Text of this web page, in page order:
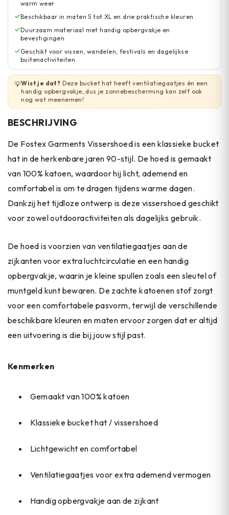
warm weer
Beschikbaar in maten S tot XL en drie praktische kleuren
Duurzaam materiaal met handig opbergvakje en
bevestigingen
Geschikt voor vissen, wandelen, festivals en dagelijkse
buitenactiviteiten
💡Wist je dat? Deze bucket hat heeft ventilatiegaatjes én een
handig opbergvakje, dus je zonnebescherming kan zelf ook
nog wat meenemen!
BESCHRIJVING
De Fostex Garments Vissershoed is een klassieke bucket
hat in de herkenbare jaren 90-stijl. De hoed is gemaakt
van 100% katoen, waardoor hij licht, ademend en
comfortabel is om te dragen tijdens warme dagen.
Dankzij het tijdloze ontwerp is deze vissershoed geschikt
voor zowel outdooractiviteiten als dagelijks gebruik.
De hoed is voorzien van ventilatiegaatjes aan de
zijkanten voor extra luchtcirculatie en een handig
opbergvakje, waarin je kleine spullen zoals een sleutel of
muntgeld kunt bewaren. De zachte katoenen stof zorgt
voor een comfortabele pasvorm, terwijl de verschillende
beschikbare kleuren en maten ervoor zorgen dat er altijd
een uitvoering is die bij jouw stijl past.
Kenmerken
Gemaakt van 100% katoen
Klassieke bucket hat / vissershoed
Lichtgewicht en comfortabel
Ventilatiegaatjes voor extra ademend vermogen
Handig opbergvakje aan de zijkant